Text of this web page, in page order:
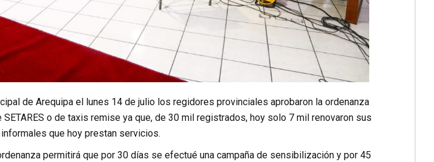
de Arequipa el lunes 14 de julio los regidores provinciales aprobaron la ordenanza
o de taxis remise ya que, de 30 mil registrados, hoy solo 7 mil renovaron sus
que hoy prestan servicios.
permitirá que por 30 días se efectué una campaña de sensibilización y por 45